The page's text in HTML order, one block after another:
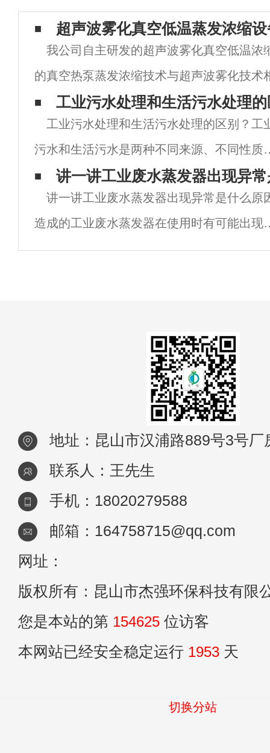
超声波雾化真空低温蒸发浓缩
我公司自主研发的超声波雾化真空低温浓
的真空热泵蒸发浓缩技术与超声波雾化技术
蒸发器中运用超声波雾化器将料液的比较面
倍，使料液在低温真空状态下迅速蒸发。设
工业污水处理和生活污水处理
工业污水处理和生活污水处理的区别？工
污水和生活污水是两种不同来源、不同性质
不同处理方式的污水。工业污水处理和生活
水处理的区别主要体现在以下几个方面：污
来源：工业污水是指工业生产过程中产生的
水
讲一讲工业废水蒸发器出现异
讲一讲工业废水蒸发器出现异常是什么原
造成的工业废水蒸发器在使用时有可能出现
些问题，现在就我来为大家介绍一下为什么
地址：昆山市汉浦路889号3号厂
联系人：王先生
手机：18020279588
邮箱：164758715@qq.com
网址：
版权所有：昆山市杰强环保科技有限
您是本站的第 154625 位访客
本网站已经安全稳定运行 1953 天
切换分站